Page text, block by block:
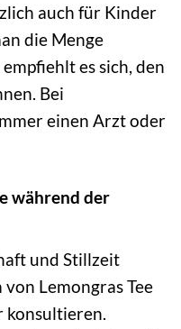
auch für Kinder
die Menge
es sich, den
Bei
einen Arzt oder
während der
und Stillzeit
Lemongras Tee
konsultieren.